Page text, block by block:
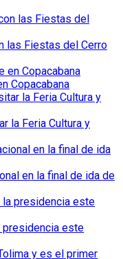
las Fiestas del Cerro
Copacabana
la Feria Cultura y
en la final de ida de
presidencia este